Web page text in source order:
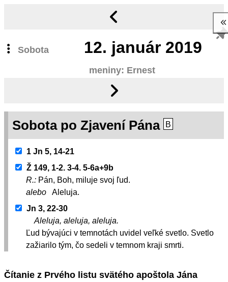
Sobota 12. január 2019
meniny: Ernest
Sobota po Zjavení Pána B
1 Jn 5, 14-21
Ž 149, 1-2. 3-4. 5-6a+9b
R.: Pán, Boh, miluje svoj ľud.
alebo
Aleluja.
Jn 3, 22-30
Aleluja, aleluja, aleluja.
Ľud bývajúci v temnotách uvidel veľké svetlo. Svetlo
zažiarilo tým, čo sedeli v temnom kraji smrti.
Čítanie z Prvého listu svätého apoštola Jána